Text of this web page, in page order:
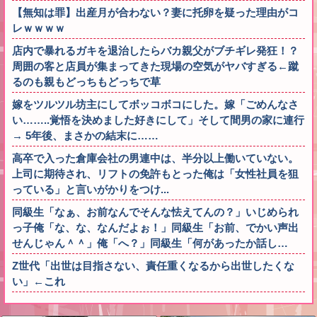
【無知は罪】出産月が合わない？妻に托卵を疑った理由がコ
レｗｗｗｗ
店内で暴れるガキを退治したらバカ親父がブチギレ発狂！？
周囲の客と店員が集まってきた現場の空気がヤバすぎる←蹴
るのも親もどっちもどっちで草
嫁をツルツル坊主にしてボッコボコにした。嫁「ごめんなさ
い……..覚悟を決めました好きにして」そして間男の家に連行
→ 5年後、まさかの結末に……
高卒で入った倉庫会社の男連中は、半分以上働いていない。
上司に期待され、リフトの免許もとった俺は「女性社員を狙
っている」と言いがかりをつけ...
同級生「なぁ、お前なんでそんな怯えてんの？」いじめられ
っ子俺「な、な、なんだよぉ！」同級生「お前、でかい声出
せんじゃん＾＾」俺「へ？」同級生「何があったか話し…
Z世代「出世は目指さない、責任重くなるから出世したくな
い」←これ